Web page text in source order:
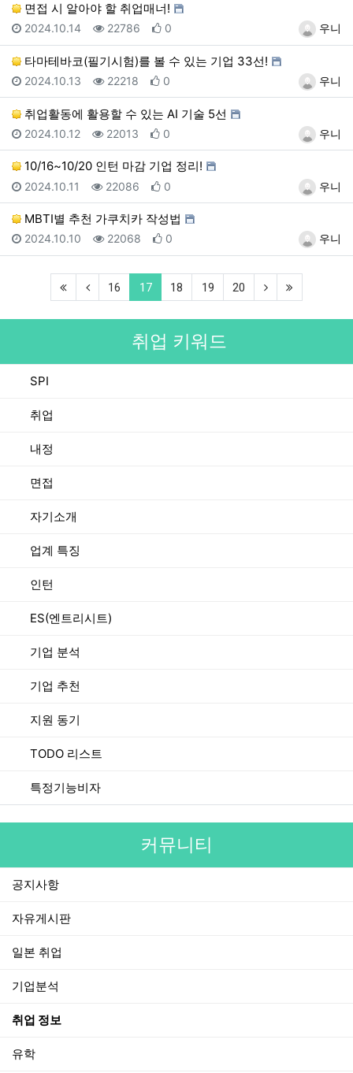
면접 시 알아야 할 취업매너!
등록자우니
등록일
2024.10.14 조회
22786 추천
0
타마테바코(필기시험)를 볼 수 있는 기업 33선!
등록자우니
등록일
2024.10.13 조회
22218 추천
0
취업활동에 활용할 수 있는 AI 기술 5선
등록자우니
등록일
2024.10.12 조회
22013 추천
0
10/16~10/20 인턴 마감 기업 정리!
등록자우니
등록일
2024.10.11 조회
22086 추천
0
MBTI별 추천 가쿠치카 작성법
등록자우니
등록일
2024.10.10 조회
22068 추천
0
(first)(previous)
16 17(current)
18 19 20 (next)
취업 키워드
SPI
취업
내정
면접
자기소개
업계 특징
인턴
ES(엔트리시트)
기업 분석
기업 추천
지원 동기
TODO 리스트
특정기능비자
커뮤니티
공지사항
자유게시판
일본 취업
기업분석
취업 정보
유학